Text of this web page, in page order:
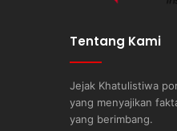
Tentang Kami
Jejak Khatulistiwa
yang menyajikan
yang berimbang.